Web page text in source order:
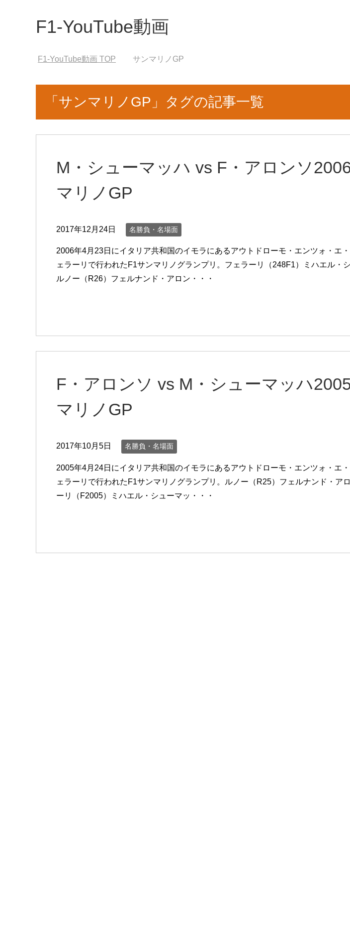
F1-YouTube動画
F1-YouTube動画 TOP サンマリノGP
「サンマリノGP」タグの記事一覧
M・シューマッハ vs F・アロンソ
マリノGP
2017年12月24日 名勝負・名場面
2006年4月23日にイタリア共和国のイモラにあるアウトドローモ・エンツォ・エ
ェラーリで行われたF1サンマリノグランプリ。フェラーリ（248F1）ミハエル・
ルノー（R26）フェルナンド・アロン・・・
F・アロンソ vs M・シューマッハ
マリノGP
2017年10月5日 名勝負・名場面
2005年4月24日にイタリア共和国のイモラにあるアウトドローモ・エンツォ・エ
ェラーリで行われたF1サンマリノグランプリ。ルノー（R25）フェルナンド・ア
ーリ（F2005）ミハエル・シューマッ・・・